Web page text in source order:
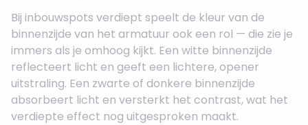
Bij inbouwspots verdiept speelt de kleur van de
binnenzijde van het armatuur ook een rol — die zie je
immers als je omhoog kijkt. Een witte binnenzijde
reflecteert licht en geeft een lichtere, opener
uitstraling. Een zwarte of donkere binnenzijde
absorbeert licht en versterkt het contrast, wat het
verdiepte effect nog uitgesproken maakt.